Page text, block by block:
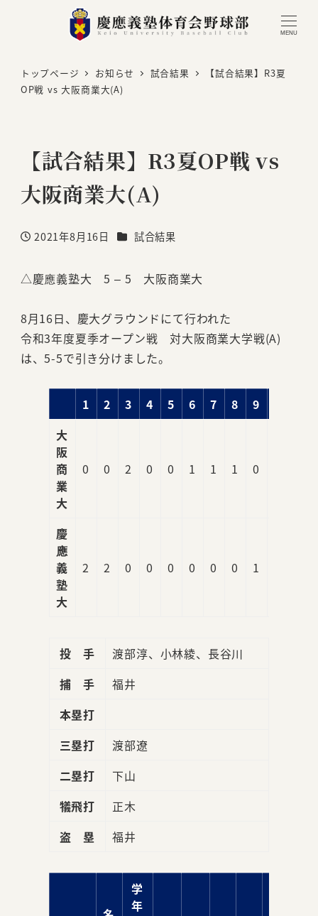
MENU
トップページ お知らせ 試合結果
【試合結果】R3夏
OP戦 vs 大阪商業大(A)
【試合結果】R3夏OP戦 vs
大阪商業大(A)
投稿日
2021年8月16日 カテゴリー
試合結果
△慶應義塾大 5 – 5 大阪商業大
8月16日、慶大グラウンドにて行われた
令和3年度夏季オープン戦 対大阪商業大学戦(A)
は、5-5で引き分けました。
1 2 3 4 5 6 7 8 9
大
阪
商
業
大
0 0 2 0 0 1 1 1 0
慶
應
義
塾
大
2 2 0 0 0 0 0 0 1
投 手
渡部淳、小林綾、長谷川
捕 手
福井
本塁打
三塁打
渡部遼
二塁打
下山
犠飛打
正木
盗 塁
福井
学
年